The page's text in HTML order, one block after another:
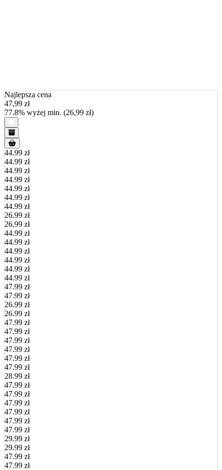
Najlepsza cena
47,99 zł
77.8% wyżej min. (26,99 zł)
44.99 zł
44.99 zł
44.99 zł
44.99 zł
44.99 zł
44.99 zł
44.99 zł
26.99 zł
26.99 zł
44.99 zł
44.99 zł
44.99 zł
44.99 zł
44.99 zł
44.99 zł
47.99 zł
47.99 zł
26.99 zł
26.99 zł
47.99 zł
47.99 zł
47.99 zł
47.99 zł
47.99 zł
47.99 zł
28.99 zł
47.99 zł
47.99 zł
47.99 zł
47.99 zł
47.99 zł
47.99 zł
29.99 zł
29.99 zł
47.99 zł
47.99 zł